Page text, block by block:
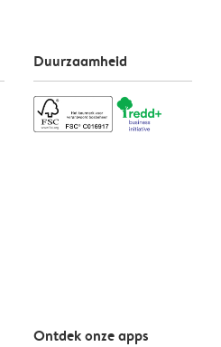
Duurzaamheid
Ontdek onze apps